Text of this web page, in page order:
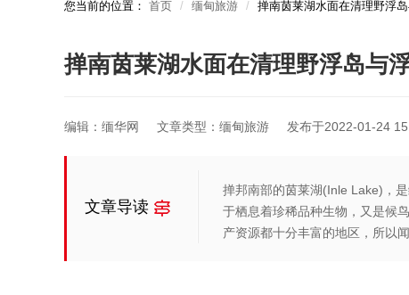
您当前的位置： 首页 缅甸旅游 掸南茵莱湖水面在清理野浮
掸南茵莱湖水面在清理野浮岛与
编辑：缅华网 文章类型：缅甸旅游 发布于2022-01-24
文章导读
掸邦南部的茵莱湖(Inle Lake)，
于栖息着珍稀品种生物，又是候
产资源都十分丰富的地区，所以